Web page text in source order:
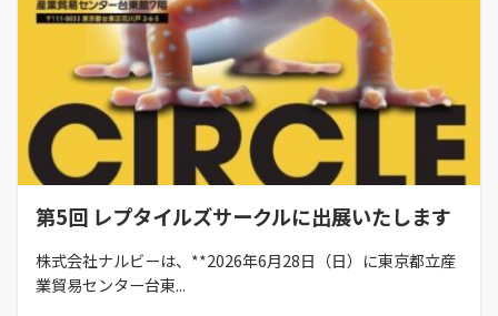
第5回 レプタイルズサークルに出展いたします
株式会社ナルビーは、**2026年6月28日（日）に東京都立産
業貿易センター台東...